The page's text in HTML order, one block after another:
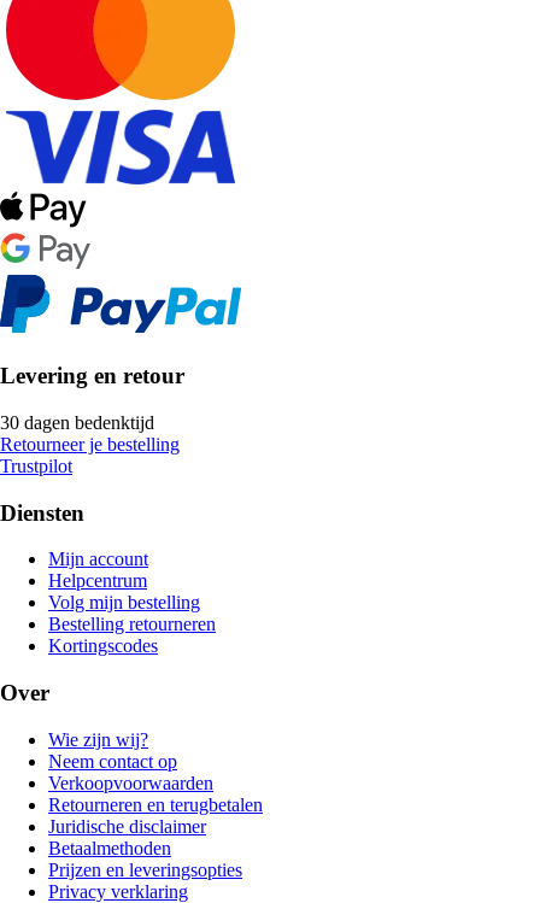
Levering en retour
30 dagen bedenktijd
Retourneer je bestelling
Trustpilot
Diensten
Mijn account
Helpcentrum
Volg mijn bestelling
Bestelling retourneren
Kortingscodes
Over
Wie zijn wij?
Neem contact op
Verkoopvoorwaarden
Retourneren en terugbetalen
Juridische disclaimer
Betaalmethoden
Prijzen en leveringsopties
Privacy verklaring